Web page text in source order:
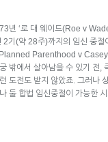
년 ‘로 대 웨이드(Roe v
2기(약 28주)까지의 임신 중절
Parenthood v
밖에서 살아남을 수 있기 전,
도전도 받지 않았죠. 그러나
둘 합법 임신중절이 가능한